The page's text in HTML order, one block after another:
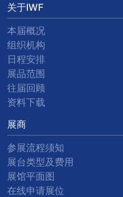
关于IWF
本届概况
组织机构
日程安排
展品范围
往届回顾
资料下载
展商
参展流程须知
展台类型及费用
展馆平面图
在线申请展位